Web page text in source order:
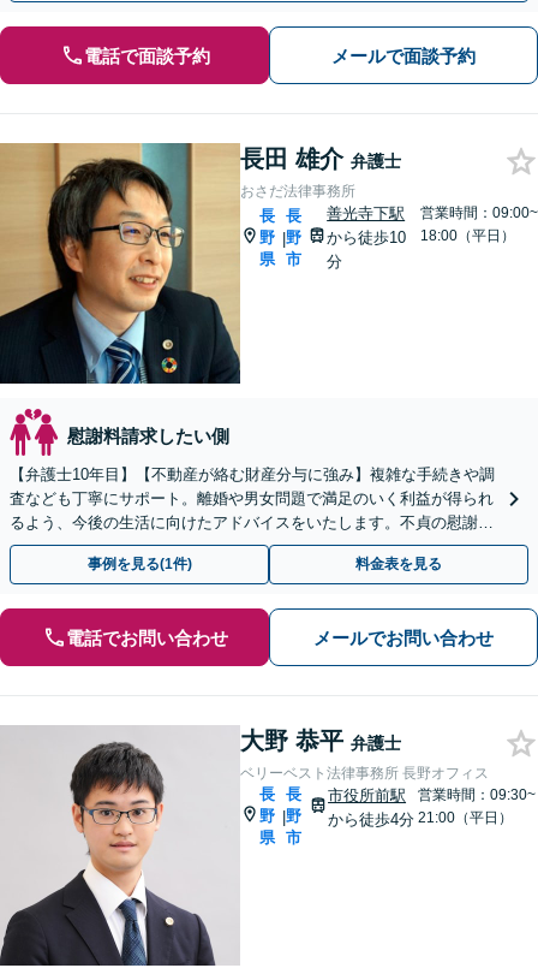
電話で面談予約 メールで面談予約
長田 雄介 弁護士
おさだ法律事務所
長
野
県
|
長
野
市
善光寺下駅
から徒歩10
分
営業時間：09:00~
18:00（平日）
慰謝料請求したい側
【弁護士10年目】【不動産が絡む財産分与に強み】複雑な手続きや調
査なども丁寧にサポート。離婚や男女問題で満足のいく利益が得られ
るよう、今後の生活に向けたアドバイスをいたします。不貞の慰謝料
請求もお任せください。【完全個室】【子連れ歓迎】
事例を見る(1件) 料金表を見る
電話でお問い合わせ メールでお問い合わせ
大野 恭平 弁護士
ベリーベスト法律事務所 長野オフィス
長
野
県
|
長
野
市
市役所前駅
から徒歩4分
営業時間：09:30~
21:00（平日）